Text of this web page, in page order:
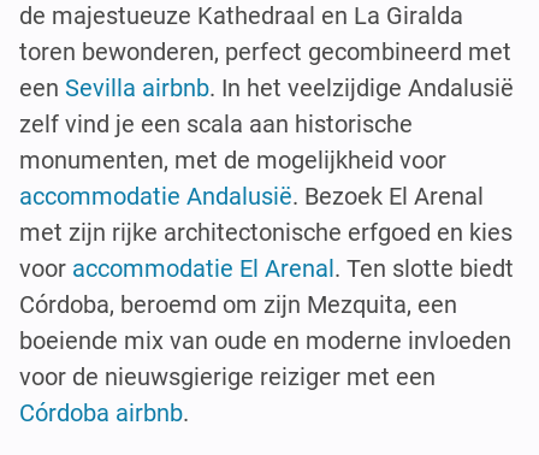
de majestueuze Kathedraal en La Giralda
toren bewonderen, perfect gecombineerd met
een Sevilla airbnb. In het veelzijdige Andalusië
zelf vind je een scala aan historische
monumenten, met de mogelijkheid voor
accommodatie Andalusië. Bezoek El Arenal
met zijn rijke architectonische erfgoed en kies
voor accommodatie El Arenal. Ten slotte biedt
Córdoba, beroemd om zijn Mezquita, een
boeiende mix van oude en moderne invloeden
voor de nieuwsgierige reiziger met een
Córdoba airbnb.